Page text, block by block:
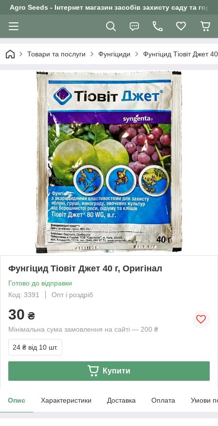
Agro Seeds - Інтернет магазин засобів захисту саду та
Товари та послуги Фунгіциди Фунгіцид Тіовіт Джет
Фунгіцид Тіовіт Джет 40 г, Оригінал
Готово до відправки
Код: 3391
Опт і роздріб
30 ₴
Мінімальна сума замовлення на сайті — 200 ₴
24 ₴ від 10 шт.
Купити
Опис Характеристики Доставка Оплата Умови